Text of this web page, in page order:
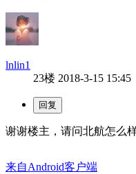
lnlin1
23楼 2018-3-15 15:45
谢谢楼主，请问北航怎么
来自Android客户端